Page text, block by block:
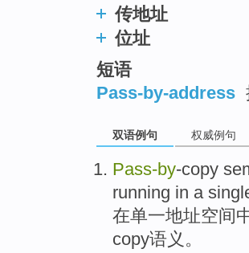
传地址
位址
短语
Pass-by-address
双语例句 权威例句
Pass-by-copy
running in a
在单一地址空间
copy语义 。